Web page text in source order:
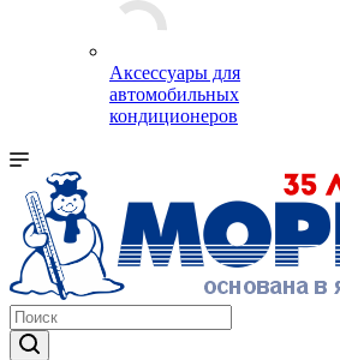
Аксессуары для
автомобильных
кондиционеров